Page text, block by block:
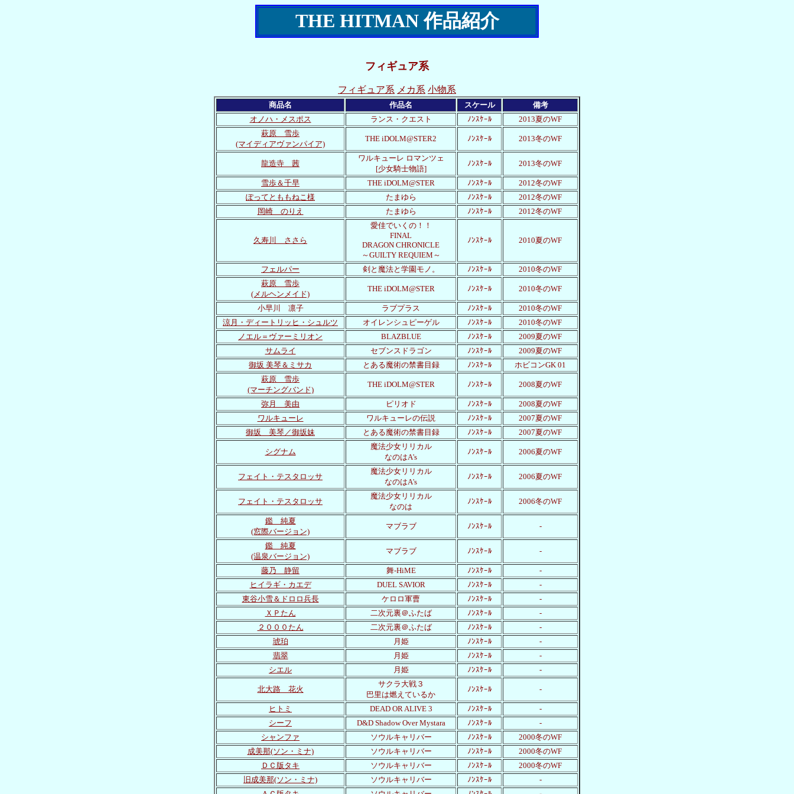
THE HITMAN 作品紹介
フィギュア系
フィギュア系 メカ系 小物系
商品名 作品名 スケール
備考
オノハ・メスポス
ランス・クエスト ﾉﾝｽｹｰﾙ
2013夏のWF
萩原 雪歩
(マイディアヴァンパイア)
THE iDOLM@STER2 ﾉﾝｽｹｰﾙ 2013冬のWF
龍造寺 茜
ワルキューレ ロマンツェ
[少女騎士物語]
ﾉﾝｽｹｰﾙ 2013冬のWF
雪歩＆千早 THE iDOLM@STER ﾉﾝｽｹｰﾙ
2012冬のWF
ぽってとももねこ様
たまゆら ﾉﾝｽｹｰﾙ
2012冬のWF
岡崎 のりえ
たまゆら ﾉﾝｽｹｰﾙ 2012冬のWF
久寿川 ささら
愛佳でいくの！！
FINAL
DRAGON CHRONICLE
～GUILTY REQUIEM～
ﾉﾝｽｹｰﾙ 2010夏のWF
フェルパー 剣と魔法と学園モノ。 ﾉﾝｽｹｰﾙ
2010冬のWF
萩原 雪歩
(メルヘンメイド)
THE iDOLM@STER ﾉﾝｽｹｰﾙ 2010冬のWF
小早川 凛子 ラブプラス ﾉﾝｽｹｰﾙ
2010冬のWF
涼月・ディートリッヒ・シュルツ
オイレンシュピーゲル ﾉﾝｽｹｰﾙ
2010冬のWF
ノエル＝ヴァーミリオン
BLAZBLUE ﾉﾝｽｹｰﾙ
2009夏のWF
サムライ
セブンスドラゴン ﾉﾝｽｹｰﾙ
2009夏のWF
御坂 美琴＆ミサカ
とある魔術の禁書目録 ﾉﾝｽｹｰﾙ
ホビコンGK 01
萩原 雪歩
(マーチングバンド)
THE iDOLM@STER ﾉﾝｽｹｰﾙ 2008夏のWF
弥月 美由 ピリオド ﾉﾝｽｹｰﾙ
2008夏のWF
ワルキューレ
ワルキューレの伝説 ﾉﾝｽｹｰﾙ
2007夏のWF
御坂 美琴／御坂妹
とある魔術の禁書目録 ﾉﾝｽｹｰﾙ 2007夏のWF
シグナム
魔法少女リリカル
なのはA's
ﾉﾝｽｹｰﾙ 2006夏のWF
フェイト・テスタロッサ
魔法少女リリカル
なのはA's
ﾉﾝｽｹｰﾙ 2006夏のWF
フェイト・テスタロッサ
魔法少女リリカル
なのは
ﾉﾝｽｹｰﾙ 2006冬のWF
鑑 純夏
(窓際バージョン)
マブラブ ﾉﾝｽｹｰﾙ -
鑑 純夏
(温泉バージョン)
マブラブ ﾉﾝｽｹｰﾙ -
藤乃 静留 舞-HiME ﾉﾝｽｹｰﾙ
-
ヒイラギ・カエデ
DUEL SAVIOR ﾉﾝｽｹｰﾙ
-
東谷小雪＆ドロロ兵長
ケロロ軍曹 ﾉﾝｽｹｰﾙ
-
ＸＰたん
二次元裏＠ふたば ﾉﾝｽｹｰﾙ
-
２０００たん
二次元裏＠ふたば ﾉﾝｽｹｰﾙ
-
琥珀
月姫 ﾉﾝｽｹｰﾙ
-
翡翠
月姫 ﾉﾝｽｹｰﾙ
-
シエル
月姫 ﾉﾝｽｹｰﾙ -
北大路 花火
サクラ大戦３
巴里は燃えているか
ﾉﾝｽｹｰﾙ -
ヒトミ DEAD OR ALIVE 3 ﾉﾝｽｹｰﾙ
-
シーフ
D&D Shadow Over Mystara ﾉﾝｽｹｰﾙ
-
シャンファ
ソウルキャリバー ﾉﾝｽｹｰﾙ
2000冬のWF
成美那(ソン・ミナ)
ソウルキャリバー ﾉﾝｽｹｰﾙ
2000冬のWF
ＤＣ版タキ
ソウルキャリバー ﾉﾝｽｹｰﾙ
2000冬のWF
旧成美那(ソン・ミナ)
ソウルキャリバー ﾉﾝｽｹｰﾙ
-